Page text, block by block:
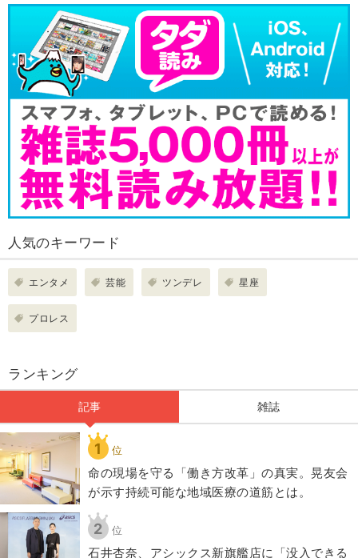
人気のキーワード
エンタメ 芸能 ツンデレ 星座
プロレス
ランキング
記事 雑誌
1 位
​命の現場を守る「働き方改革」の真実。晃友会
が示す持続可能な地域医療の道筋とは。
2 位
石井杏奈、アシックス新旗艦店に「没入できる